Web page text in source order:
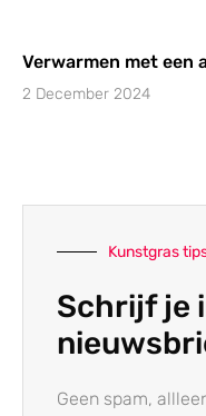
Verwarmen met een
2 December 2024
Kunstgras
Schrijf je
Geen spam,